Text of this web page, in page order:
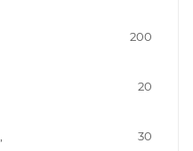
200
20
30